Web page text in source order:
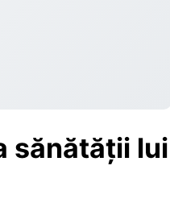
sănătății lui